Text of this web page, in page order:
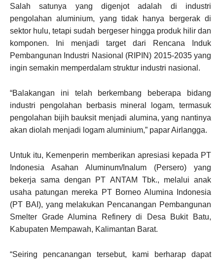
Salah satunya yang digenjot adalah di industri
pengolahan aluminium, yang tidak hanya bergerak di
sektor hulu, tetapi sudah bergeser hingga produk hilir dan
komponen. Ini menjadi target dari Rencana Induk
Pembangunan Industri Nasional (RIPIN) 2015-2035 yang
ingin semakin memperdalam struktur industri nasional.
“Balakangan ini telah berkembang beberapa bidang
industri pengolahan berbasis mineral logam, termasuk
pengolahan bijih bauksit menjadi alumina, yang nantinya
akan diolah menjadi logam aluminium,” papar Airlangga.
Untuk itu, Kemenperin memberikan apresiasi kepada PT
Indonesia Asahan Aluminum/Inalum (Persero) yang
bekerja sama dengan PT ANTAM Tbk., melalui anak
usaha patungan mereka PT Borneo Alumina Indonesia
(PT BAI), yang melakukan Pencanangan Pembangunan
Smelter Grade Alumina Refinery di Desa Bukit Batu,
Kabupaten Mempawah, Kalimantan Barat.
“Seiring pencanangan tersebut, kami berharap dapat